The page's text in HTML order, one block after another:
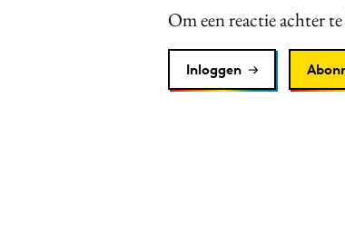
Om een reactie achter
Inloggen